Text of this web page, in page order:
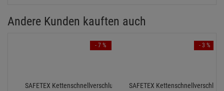
Andere Kunden kauften auch
SAFETEX Kettenschnellverschluss 4 mm, verzinkt DIN
- 7 %
SAFETEX
- 3 %